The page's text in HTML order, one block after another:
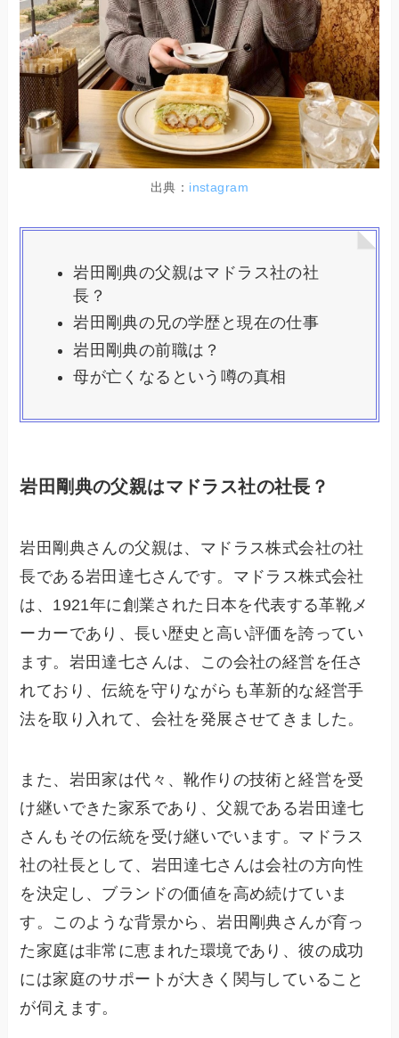
出典： instagram
岩田剛典の父親はマドラス社の社
長？
岩田剛典の兄の学歴と現在の仕事
岩田剛典の前職は？
母が亡くなるという噂の真相
岩田剛典の父親はマドラス社の社長？
岩田剛典さんの父親は、マドラス株式会社の社
長である岩田達七さんです。マドラス株式会社
は、1921年に創業された日本を代表する革靴メ
ーカーであり、長い歴史と高い評価を誇ってい
ます。岩田達七さんは、この会社の経営を任さ
れており、伝統を守りながらも革新的な経営手
法を取り入れて、会社を発展させてきました。
また、岩田家は代々、靴作りの技術と経営を受
け継いできた家系であり、父親である岩田達七
さんもその伝統を受け継いでいます。マドラス
社の社長として、岩田達七さんは会社の方向性
を決定し、ブランドの価値を高め続けていま
す。このような背景から、岩田剛典さんが育っ
た家庭は非常に恵まれた環境であり、彼の成功
には家庭のサポートが大きく関与していること
が伺えます。